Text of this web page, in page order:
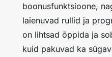
boonusfunktsioone,
laienuvad rullid ja
on lihtsad õppida ja
kuid pakuvad ka